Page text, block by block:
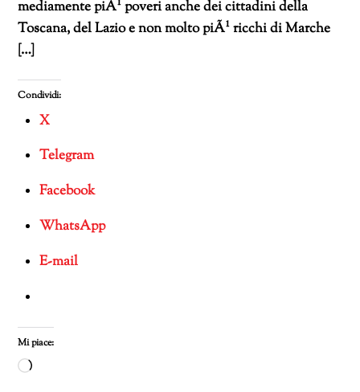
mediamente piÃ¹ poveri anche dei cittadini della
Toscana, del Lazio e non molto piÃ¹ ricchi di Marche
[…]
Condividi:
X
Telegram
Facebook
WhatsApp
E-mail
Mi piace:
Caricamento